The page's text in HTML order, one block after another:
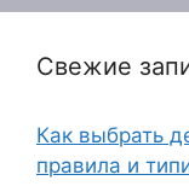
Свежие
Как выбрать
правила и